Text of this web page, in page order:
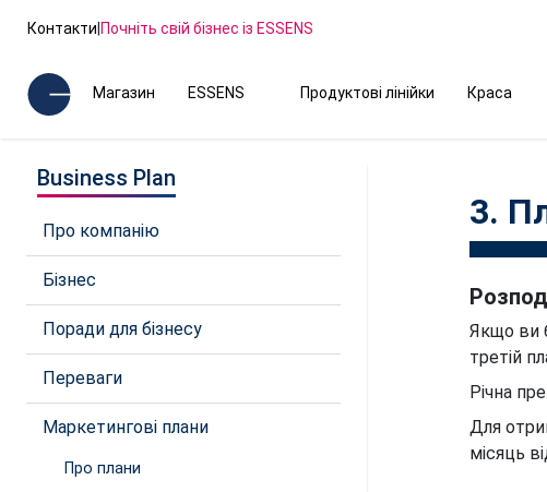
Контакти|Почніть свій бізнес із ESSENS
Магазин ESSENS Продуктові лінійки Краса
Business Plan
Про компанію
Бізнес
Поради для бізнесу
Переваги
Маркетингові плани
Про плани
3.
Якщо ви
третій
Річна
Для
місяць